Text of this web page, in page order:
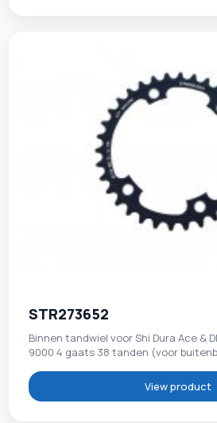
STR273652
Binnen tandwiel voor Shi Dura Ace &
9000 4 gaats 38 tanden (voor
View product